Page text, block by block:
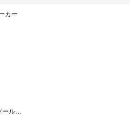
カー
ール